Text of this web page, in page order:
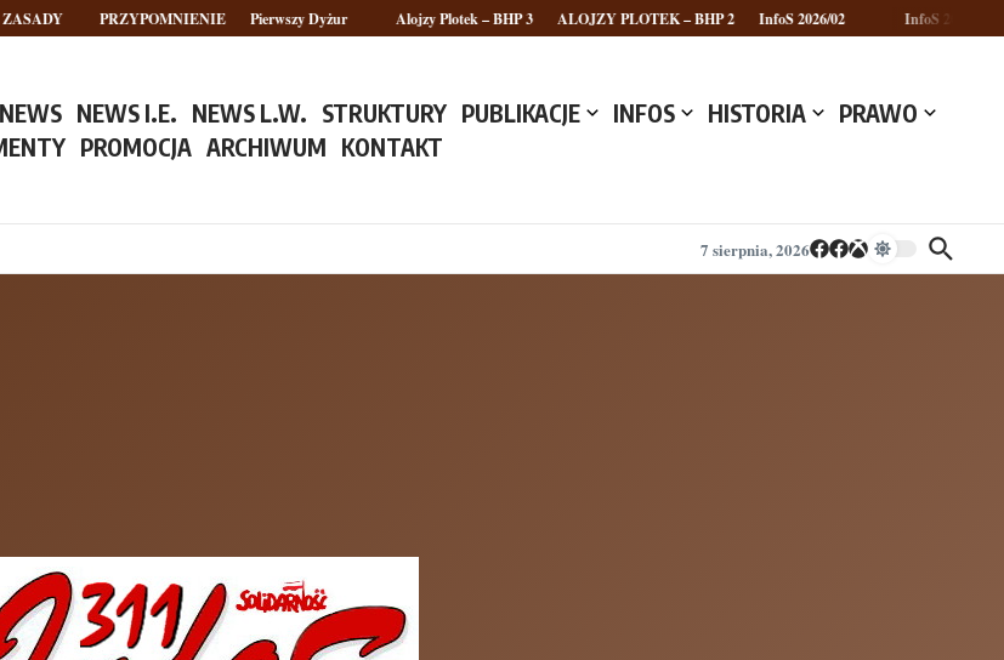
PRZYPOMNIENIE Pierwszy Dyżur Alojzy Plotek – BHP 3 ALOJZY PLOTEK – BHP 2 InfoS 2026/02 InfoS 2026/01
NEWS NEWS I.E. NEWS L.W. STRUKTURY PUBLIKACJE INFOS HISTORIA
PRAWO
PROMOCJA ARCHIWUM KONTAKT
7 sierpnia, 2026